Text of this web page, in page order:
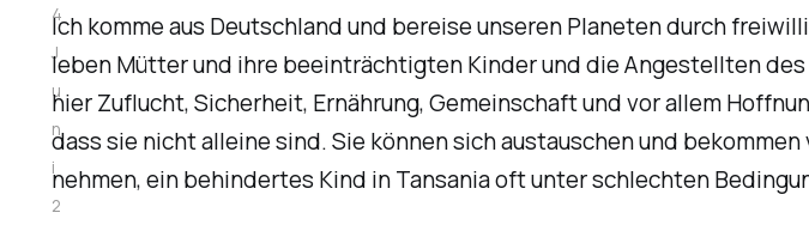
Ich komme aus Deutschland und bereise unseren Planeten durch
leben Mütter und ihre beeinträchtigten Kinder und die Angestellten
hier Zuflucht, Sicherheit, Ernährung, Gemeinschaft und vor allem
dass sie nicht alleine sind. Sie können sich austauschen und
nehmen, ein behindertes Kind in Tansania oft unter schlechten
4
J
u
n
i
2